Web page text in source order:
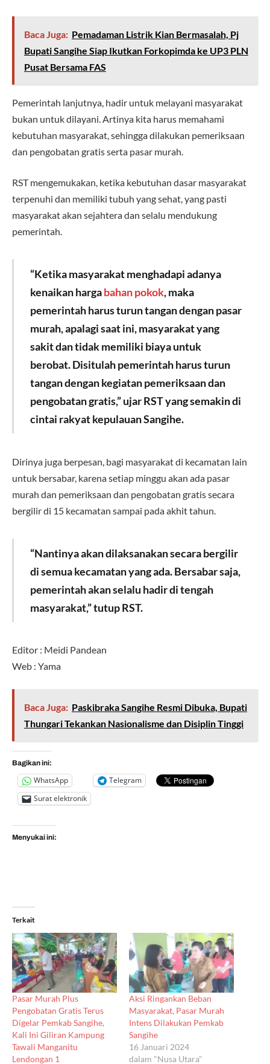
Baca Juga: Pemadaman Listrik Kian Bermasalah, Pj
Bupati Sangihe Siap Ikutkan Forkopimda ke UP3 PLN
Pusat Bersama FAS
Pemerintah lanjutnya, hadir untuk melayani masyarakat
bukan untuk dilayani. Artinya kita harus memahami
kebutuhan masyarakat, sehingga dilakukan pemeriksaan
dan pengobatan gratis serta pasar murah.
RST mengemukakan, ketika kebutuhan dasar masyarakat
terpenuhi dan memiliki tubuh yang sehat, yang pasti
masyarakat akan sejahtera dan selalu mendukung
pemerintah.
“Ketika masyarakat menghadapi adanya
kenaikan hargabahan pokok, maka
pemerintah harus turun tangan dengan pasar
murah, apalagi saat ini, masyarakat yang
sakit dan tidak memiliki biaya untuk
berobat. Disitulah pemerintah harus turun
tangan dengan kegiatan pemeriksaan dan
pengobatan gratis,” ujar RST yang semakin di
cintai rakyat kepulauan Sangihe.
Dirinya juga berpesan, bagi masyarakat di kecamatan lain
untuk bersabar, karena setiap minggu akan ada pasar
murah dan pemeriksaan dan pengobatan gratis secara
bergilir di 15 kecamatan sampai pada akhit tahun.
“Nantinya akan dilaksanakan secara bergilir
di semua kecamatan yang ada. Bersabar saja,
pemerintah akan selalu hadir di tengah
masyarakat,” tutup RST.
Editor : Meidi Pandean
Web : Yama
Baca Juga: Paskibraka Sangihe Resmi Dibuka, Bupati
Thungari Tekankan Nasionalisme dan Disiplin Tinggi
Bagikan ini:
WhatsApp
Telegram
Surat elektronik
Menyukai ini:
Terkait
Pasar Murah Plus
Pengobatan Gratis Terus
Digelar Pemkab Sangihe,
Kali Ini Giliran Kampung
Tawali Manganitu
Lendongan 1
Aksi Ringankan Beban
Masyarakat, Pasar Murah
Intens Dilakukan Pemkab
Sangihe
16 Januari 2024
dalam "Nusa Utara"